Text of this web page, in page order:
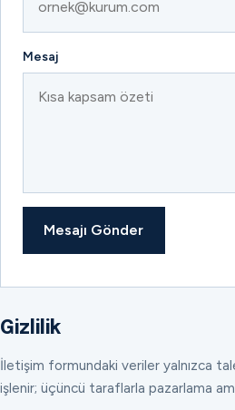
Mesaj
Mesajı Gönder
Gizlilik
İletişim formundaki veriler yalnızca
işlenir; üçüncü taraflarla pazarlama